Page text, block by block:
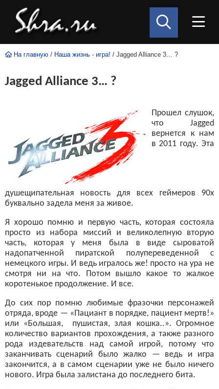
На главную / Наша жизнь - игра! / Jagged Alliance 3… ?
Jagged Alliance 3… ?
Прошел слушок,
что Jagged
вернется к нам
в 2011 году. Эта
душещипательная новость для всех геймеров 90x
буквально задела меня за живое.
Я хорошо помню и первую часть, которая состояла
просто из набора миссий и великолепную вторую
часть, которая у меня была в виде сыроватой
надопатченной пиратской полупереведенной с
немецкого игры. И ведь игралось же! просто на ура не
смотря ни на что. Потом вышло какое то жалкое
коротенькое продолжение. И все.
До сих пор помню любимые фразочки персонажей
отряда, вроде — «Пациант в порядке, пациент мертв!»
или «Большая, пушистая, злая кошка..». Огромное
количество вариантов прохождения, а также разного
рода издевательств над самой игрой, потому что
заканчивать сценарий было жалко — ведь и игра
закончится, а в самом сценарии уже не было ничего
нового. Игра была залистана до последнего бита.